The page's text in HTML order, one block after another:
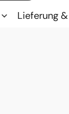
Lieferung